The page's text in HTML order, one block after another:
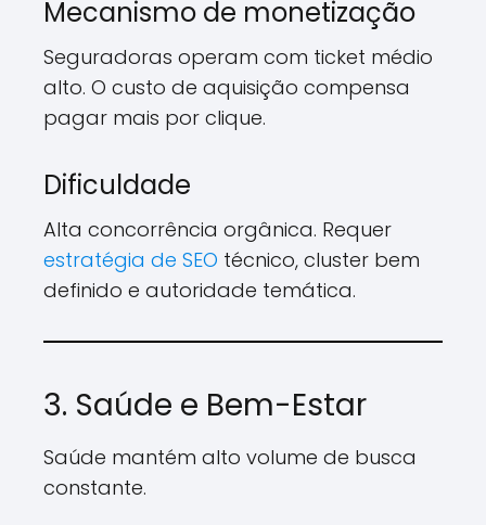
Mecanismo de monetização
Seguradoras operam com ticket médio
alto. O custo de aquisição compensa
pagar mais por clique.
Dificuldade
Alta concorrência orgânica. Requer
estratégia de SEO técnico, cluster bem
definido e autoridade temática.
3. Saúde e Bem-Estar
Saúde mantém alto volume de busca
constante.